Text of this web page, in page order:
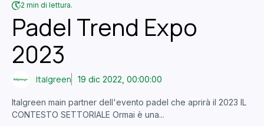
2 min di lettura.
Padel Trend Expo
2023
Italgreen 19 dic 2022, 00:00:00
Italgreen main partner dell'evento padel che aprirà il 2023 IL
CONTESTO SETTORIALE Ormai è una...